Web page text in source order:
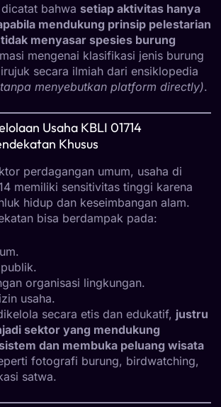
bahwa setiap aktivitas hanya
mendukung prinsip pelestarian
menyasar spesies burung
mengenai klasifikasi jenis burung
secara ilmiah dari ensiklopedia
menyebutkan platform directly).
Usaha KBLI 01714
Khusus
perdagangan umum, usaha di
memiliki sensitivitas tinggi karena
hidup dan keseimbangan alam.
bisa berdampak pada:
organisasi lingkungan.
usaha.
secara etis dan edukatif, justru
sektor yang mendukung
dan membuka peluang wisata
fotografi burung, birdwatching,
satwa.